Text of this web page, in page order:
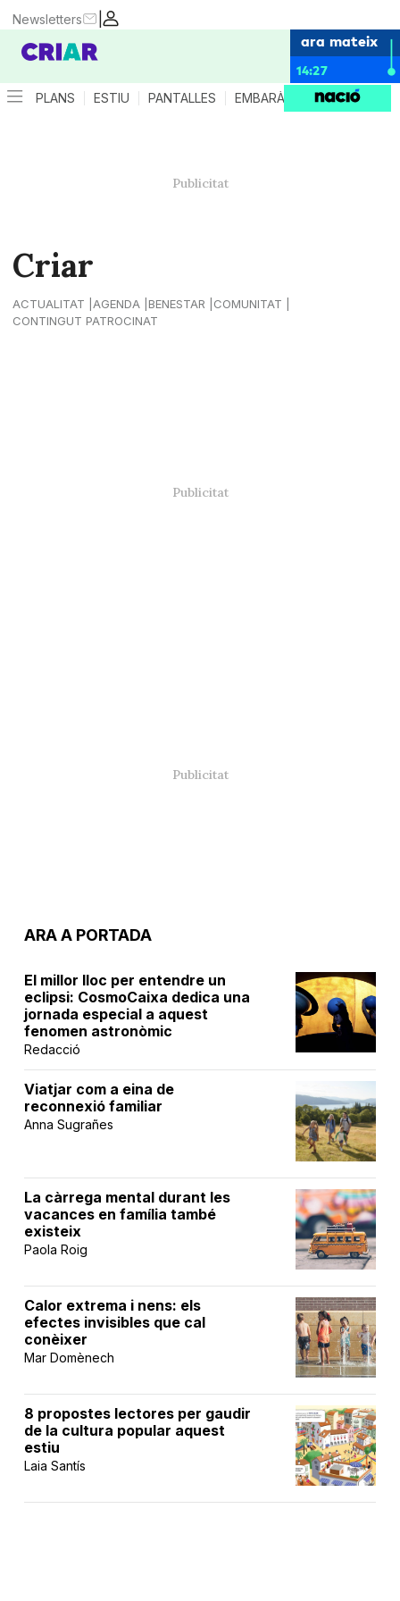
|
Newsletters
ara mateix
14:27
PLANS ESTIU PANTALLES EMBARÀS CRIANÇA
Criar
ACTUALITAT AGENDA BENESTAR
COMUNITAT
CONTINGUT PATROCINAT
ARA A PORTADA
El millor lloc per entendre un
eclipsi: CosmoCaixa dedica una
jornada especial a aquest
fenomen astronòmic
Redacció
Viatjar com a eina de
reconnexió familiar
Anna Sugrañes
La càrrega mental durant les
vacances en família també
existeix
Paola Roig
Calor extrema i nens: els
efectes invisibles que cal
conèixer
Mar Domènech
8 propostes lectores per gaudir
de la cultura popular aquest
estiu
Laia Santís